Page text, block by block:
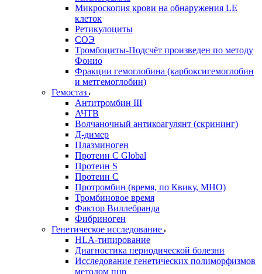
Микроскопия крови на обнаружения LE
клеток
Ретикулоциты
СОЭ
Тромбоциты-Подсчёт произведен по методу
Фонио
Фракции гемоглобина (карбоксигемоглобин
и метгемоглобин)
Гемостаз
Антитромбин III
АЧТВ
Волчаночный антикоагулянт (скрининг)
Д-димер
Плазминоген
Протеин C Global
Протеин S
Протеин С
Протромбин (время, по Квику, МНО)
Тромбиновое время
Фактор Виллебранда
Фибриноген
Генетическое исследование
HLA-типирование
Диагностика периодической болезни
Исследование генетических полиморфизмов
методом пцр